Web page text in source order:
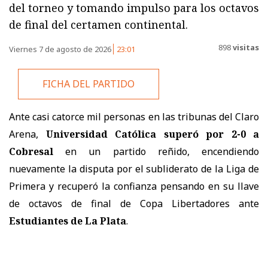
del torneo y tomando impulso para los octavos
de final del certamen continental.
Viernes 7 de agosto de 2026 23:01 898visitas
FICHA DEL PARTIDO
Ante casi catorce mil personas en las tribunas del Claro
Arena, Universidad Católica superó por 2-0 a
Cobresal en un partido reñido, encendiendo
nuevamente la disputa por el subliderato de la Liga de
Primera y recuperó la confianza pensando en su llave
de octavos de final de Copa Libertadores ante
Estudiantes de La Plata.